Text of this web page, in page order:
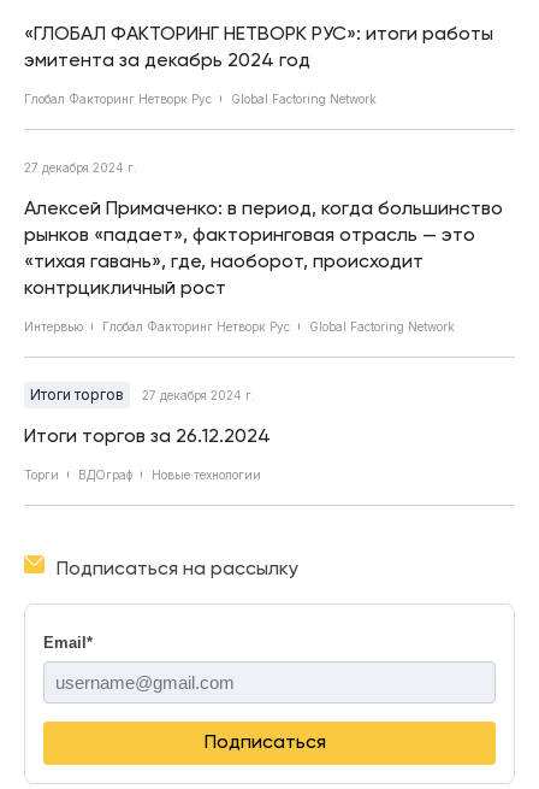
«ГЛОБАЛ ФАКТОРИНГ НЕТВОРК РУС»: итоги работы
эмитента за декабрь 2024 год
Глобал Факторинг Нетворк Рус Global Factoring Network
27 декабря 2024 г.
Алексей Примаченко: в период, когда большинство
рынков «падает», факторинговая отрасль — это
«тихая гавань», где, наоборот, происходит
контрцикличный рост
Интервью Глобал Факторинг Нетворк Рус Global Factoring Network
Итоги торгов 27 декабря 2024 г.
Итоги торгов за 26.12.2024
Торги ВДОграф Новые технологии
Подписаться на рассылку
Email *
Подписаться